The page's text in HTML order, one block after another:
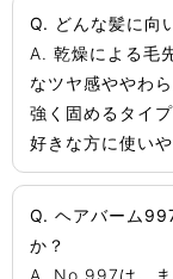
Q. どんな髪に向
A. 乾燥による毛
なツヤ感ややわ
強く固めるタイ
好きな方に使い
Q. ヘアバーム
か？
A. No.997は、ま